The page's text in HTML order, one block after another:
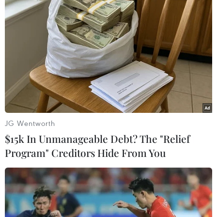
TIN LIÊN QUAN
Anh xác nhận nền kinh tế chính thức rơi
vào tình trạng suy thoái
17/11/2022 13:08
JG Wentworth
$15k In Unmanageable Debt? The "Relief
Program" Creditors Hide From You